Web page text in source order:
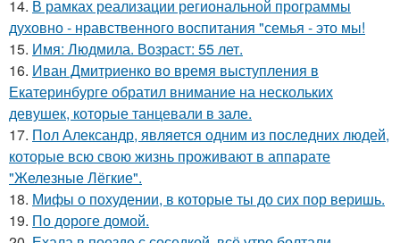
14. В рамках реализации региональной программы
духовно - нравственного воспитания "семья - это мы!
15. Имя: Людмила. Возраст: 55 лет.
16. Иван Дмитриенко во время выступления в
Екатеринбурге обратил внимание на нескольких
девушек, которые танцевали в зале.
17. Пол Александр, является одним из последних людей,
которые всю свою жизнь проживают в аппарате
"Железные Лёгкие".
18. Мифы о похудении, в которые ты до сих пор веришь.
19. По дороге домой.